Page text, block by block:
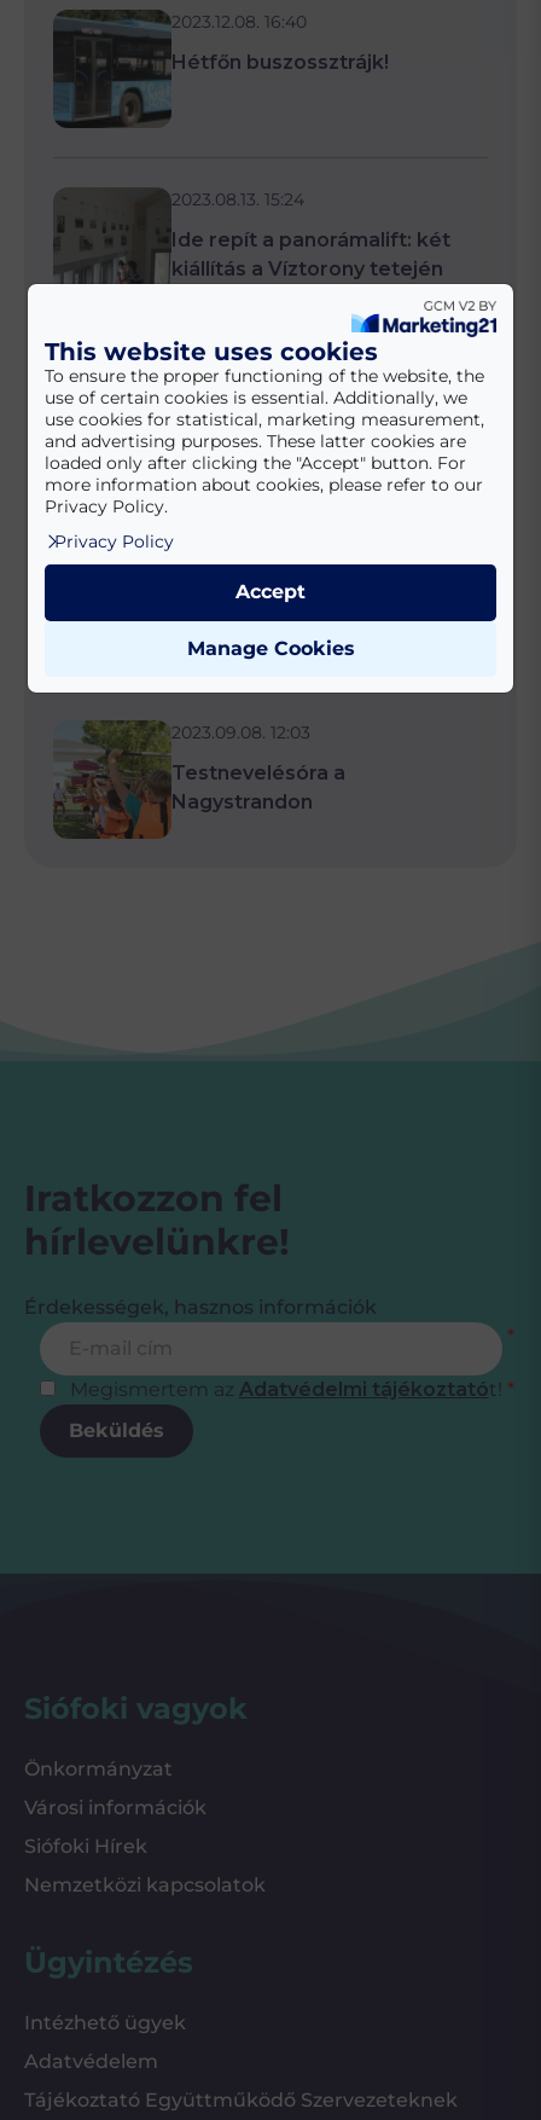
2023.12.08. 16:40
Hétfőn buszossztrájk!
2023.08.13. 15:24
Ide repít a panorámalift: két
kiállítás a Víztorony tetején
2024.10.27. 10:24
Ingyenes temetői buszjáratok
Ki legyen díszpolgár, ki kapjon
Siófokért-érmet?
2023.09.08. 12:03
Testnevelésóra a
Nagystrandon
Iratkozzon fel
hírlevelünkre!
Érdekességek, hasznos információk
Feliratkozás
E-mail cím *
*
Megismertem az Adatvédelmi tájékoztatót!
Beküldés
Siófoki vagyok
Önkormányzat
Városi információk
Siófoki Hírek
Nemzetközi kapcsolatok
Ügyintézés
Intézhető ügyek
Adatvédelem
Tájékoztató Együttműködő Szervezeteknek
This website uses cookies
To ensure the proper functioning of the website, the
use of certain cookies is essential. Additionally, we
use cookies for statistical, marketing measurement,
and advertising purposes. These latter cookies are
loaded only after clicking the "Accept" button. For
more information about cookies, please refer to our
Privacy Policy.
Privacy Policy
Manage Cookies
Accept